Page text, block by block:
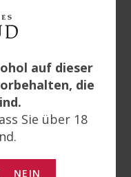
seit dem 24.
d'Origine
Das
Var,
Rhône. Die
im Département
nördlich des
Côtes de
auch die Domaine